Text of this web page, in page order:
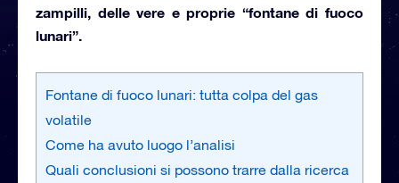
zampilli, delle vere e proprie “fontane di fuoco
lunari”.
Fontane di fuoco lunari: tutta colpa del gas
volatile
Come ha avuto luogo l’analisi
Quali conclusioni si possono trarre dalla ricerca